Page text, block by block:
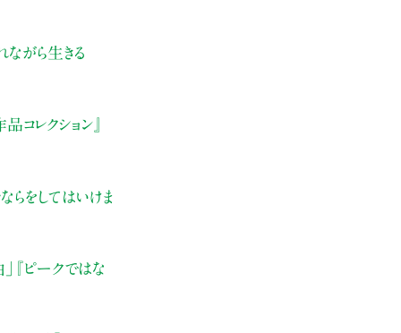
ながら生きる
コレクション』
らをしてはいけま
『ピークではな